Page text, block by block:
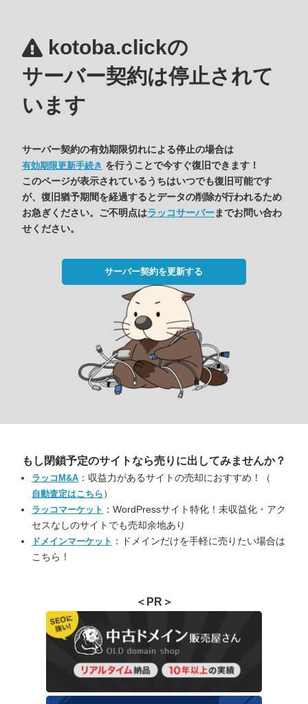
kotoba.clickの
サーバー契約は停止されて
います
サーバー契約の有効期限切れによる停止の場合は
有効期限更新手続き を行うことで今すぐ復旧できます！
このページが表示されているうちはいつでも復旧可能です
が、復旧猶予期間を経過するとデータの削除が行われるため
お急ぎください。ご不明点はラッコサーバーまでお問い合わ
せください。
サーバー契約を更新する
もし閉鎖予定のサイトなら売りに出してみませんか？
ラッコM&A ：収益力があるサイトの売却におすすめ！（
自動査定はこちら ）
ラッコマーケット ：WordPressサイト特化！未収益化・アク
セスなしのサイトでも売却余地あり
ドメインマーケット ：ドメインだけを手軽に売りたい場合は
こちら！
＜PR＞